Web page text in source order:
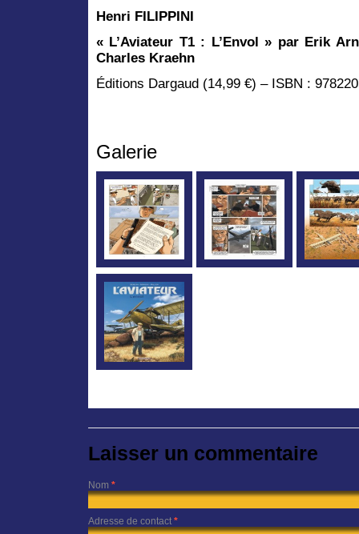
Henri FILIPPINI
« L’Aviateur T1 : L’Envol » par Erik
Charles Kraehn
Éditions Dargaud (14,99 €) – ISBN :
Galerie
Laisser un commentaire
Nom *
Adresse de contact *